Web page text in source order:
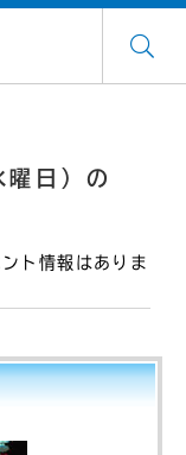
日）の
ト情報はありま